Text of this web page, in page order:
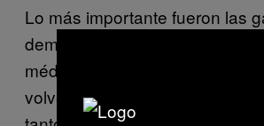
Lo más importante fueron las
demostrar que no estaba
médicos y entrenadores me
volvería a competir, así que